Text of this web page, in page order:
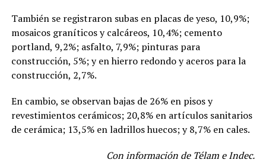
También se registraron subas en placas de yeso, 10,9%;
mosaicos graníticos y calcáreos, 10,4%; cemento
portland, 9,2%; asfalto, 7,9%; pinturas para
construcción, 5%; y en hierro redondo y aceros para la
construcción, 2,7%.
En cambio, se observan bajas de 26% en pisos y
revestimientos cerámicos; 20,8% en artículos sanitarios
de cerámica; 13,5% en ladrillos huecos; y 8,7% en cales.
Con información de Télam e Indec.